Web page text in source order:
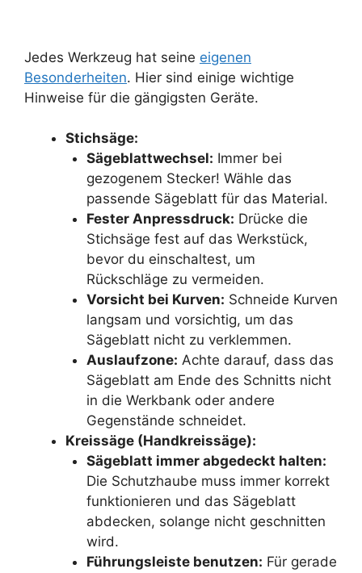
Jedes Werkzeug hat seine eigenen
Besonderheiten. Hier sind einige wichtige
Hinweise für die gängigsten Geräte.
Stichsäge:
Sägeblattwechsel: Immer bei
gezogenem Stecker! Wähle das
passende Sägeblatt für das Material.
Fester Anpressdruck: Drücke die
Stichsäge fest auf das Werkstück,
bevor du einschaltest, um
Rückschläge zu vermeiden.
Vorsicht bei Kurven: Schneide Kurven
langsam und vorsichtig, um das
Sägeblatt nicht zu verklemmen.
Auslaufzone: Achte darauf, dass das
Sägeblatt am Ende des Schnitts nicht
in die Werkbank oder andere
Gegenstände schneidet.
Kreissäge (Handkreissäge):
Sägeblatt immer abgedeckt halten:
Die Schutzhaube muss immer korrekt
funktionieren und das Sägeblatt
abdecken, solange nicht geschnitten
wird.
Führungsleiste benutzen: Für gerade